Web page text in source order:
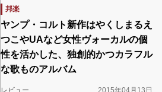
邦楽
ヤンプ・コルト新作はやくしまるえ
つこやUAなど女性ヴォーカルの個
性を活かした、独創的かつカラフル
な歌ものアルバム
レビュー 2015年04月13日